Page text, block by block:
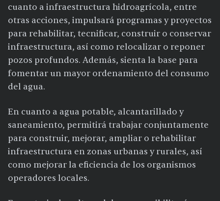
cuanto a infraestructura hidroagrícola, entre
otras acciones, impulsará programas y proyectos
para rehabilitar, tecnificar, construir o conservar
infraestructura, así como relocalizar o reponer
pozos profundos. Además, sienta la base para
fomentar un mayor ordenamiento del consumo
del agua.
En cuanto a agua potable, alcantarillado y
saneamiento, permitirá trabajar conjuntamente
para construir, mejorar, ampliar o rehabilitar
infraestructura en zonas urbanas y rurales, así
como mejorar la eficiencia de los organismos
operadores locales.